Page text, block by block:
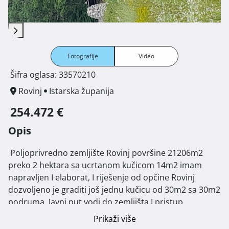
Fotografije Video
Šifra oglasa: 33570210
Rovinj
Istarska županija
254.472 €
Opis
preko 2 hektara sa ucrtanom kučicom 14m2 imam
napravljen I elaborat, I riješenje od opčine Rovinj
dozvoljeno je graditi još jednu kučicu od 30m2 sa 30m2
podruma. Javni put vodi do zemljišta I pristup
automobilom ili kamionom, ograđeno suhozidom
Prikaži više